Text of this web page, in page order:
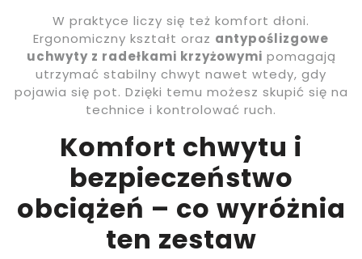
W praktyce liczy się też komfort dłoni.
Ergonomiczny kształt oraz antypoślizgowe
uchwyty z radełkami krzyżowymi pomagają
utrzymać stabilny chwyt nawet wtedy, gdy
pojawia się pot. Dzięki temu możesz skupić się na
technice i kontrolować ruch.
Komfort chwytu i
bezpieczeństwo
obciążeń – co wyróżnia
ten zestaw